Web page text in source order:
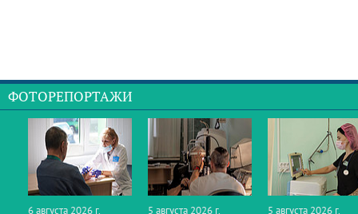
ФОТОРЕПОРТАЖИ
6 августа 2026 г. 5 августа 2026 г. 5 августа 2026 г.